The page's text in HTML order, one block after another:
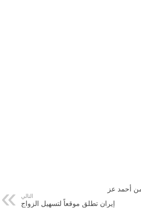
أحمد عز
التالي
إيران تطلق موقعاً لتسهيل الزواج